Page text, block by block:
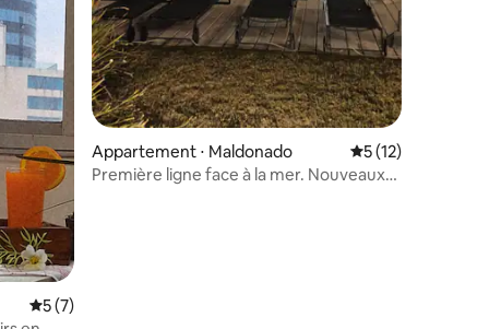
Évaluation moyenne sur la base de 7 commentaires : 5 sur 5
5 (7)
Appartement ⋅ Maldonado Évaluation
5 (12)
Première ligne face à la mer. Nouveaux